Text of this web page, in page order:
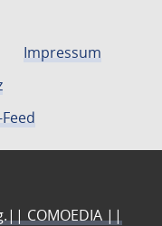
Impressum
Feed
COMOEDIA ||